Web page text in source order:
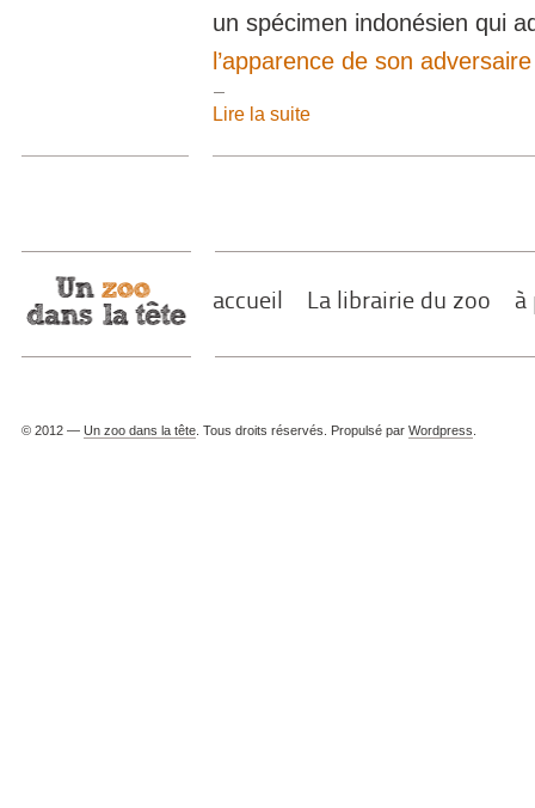
un spécimen indonésien qui
l’apparence de son adversaire
Lire la suite
accueil La librairie du zoo à
© 2012 — Un zoo dans la tête. Tous droits réservés. Propulsé par Wordpress